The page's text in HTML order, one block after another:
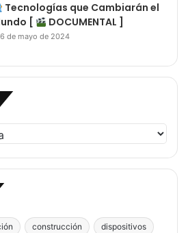
Tecnologías que Cambiarán el
[
DOCUMENTAL ]
6 de mayo de 2024
construcción dispositivos